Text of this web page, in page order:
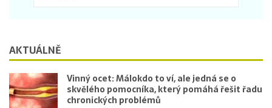
AKTUÁLNĚ
Vinný ocet: Málokdo to ví, ale jedná se o
skvělého pomocníka, který pomáhá řešit řadu
chronických problémů